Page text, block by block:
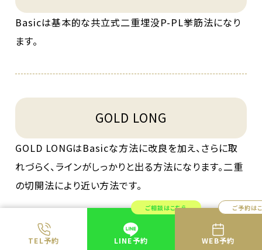
TEL予約
ご相談はこちら
LINE予約
ご予約は
WEB予約
Basicは基本的な共立式二重埋没P-PL挙筋法になり
ます。
GOLD LONG
GOLD LONGはBasicな方法に改良を加え、さらに取
れづらく、ラインがしっかりと出る方法になります。二重
の切開法により近い方法です。